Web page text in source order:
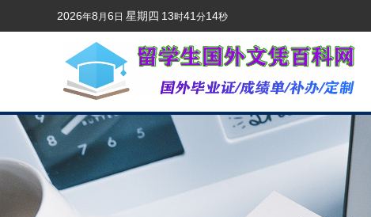
2026年8 月6 日 星期四 13时41 分15秒